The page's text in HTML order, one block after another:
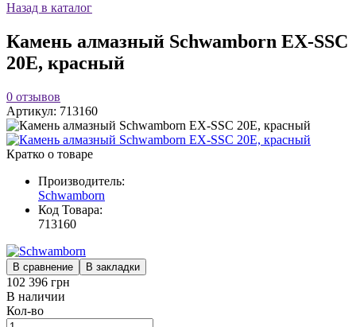
Назад в каталог
Камень алмазный Schwamborn EX-SSC
20E, красный
0 отзывов
Артикул: 713160
Кратко о товаре
Производитель:
Schwamborn
Код Товара:
713160
В сравнение В закладки
102 396 грн
В наличии
Кол-во